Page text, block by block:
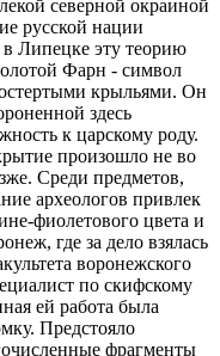
северной окраиной
русской нации
Липецке эту теорию
Фарн - символ
крыльями. Он
здесь
к царскому роду.
произошло не во
Среди предметов,
археологов привлек
фиолетового цвета и
где за дело взялась
воронежского
по скифскому
ей работа была
Предстояло
фрагменты